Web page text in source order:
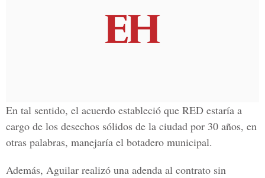
En tal sentido, el acuerdo estableció que RED estaría a
cargo de los desechos sólidos de la ciudad por 30 años, en
otras palabras, manejaría el botadero municipal.
Además, Aguilar realizó una adenda al contrato sin